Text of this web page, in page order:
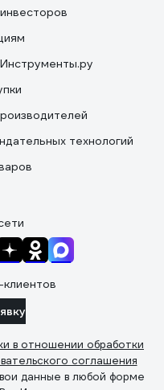
технологий
в отношении обработки
соглашения
данные в любой форме